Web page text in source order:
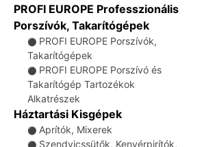
PROFI EUROPE Professzionális
Porszívók, Takarítógépek
⚫ PROFI EUROPE Porszívók,
Takarítógépek
⚫ PROFI EUROPE Porszívó és
Takarítógép Tartozékok
Alkatrészek
Háztartási Kisgépek
⚫ Aprítók, Mixerek
⚫ Szendvicssütők, Kenyérpirítók,